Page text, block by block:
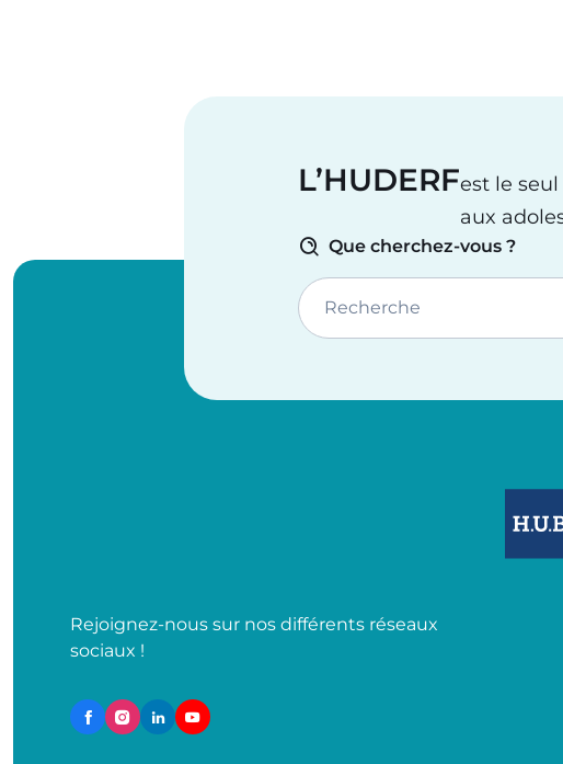
L’HUDERFest le
aux
Que cherchez-vous ?
Recherche
Rejoignez-nous sur nos différents réseaux
sociaux !